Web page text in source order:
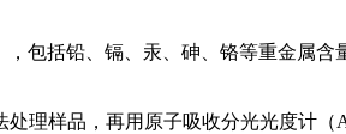
包括铅、镉、汞、砷、铬等重金属
理样品，再用原子吸收分光光度计